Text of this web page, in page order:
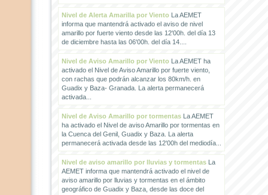
Nivel de Alerta Amarilla por VientoLa AEMET
informa que mantendrá activado el aviso de nivel
amarillo por fuerte viento desde las 12'00h. del día 13
de diciembre hasta las 06'00h. del día 14....
Nivel de Aviso Amarillo por VientoLa AEMET ha
activado el Nivel de Aviso Amarillo por fuerte viento,
con rachas que podrán alcanzar los 80km/h. en
Guadix y Baza- Granada. La alerta permanecerá
activada...
Nivel de Aviso Amarillo por tormentasLa AEMET
ha activado el Nivel de aviso Amarillo por tormentas en
la Cuenca del Genil, Guadix y Baza. La alerta
permanecerá activada desde las 12'00h del mediodía...
Nivel de aviso amarillo por lluvias y tormentasLa
AEMET informa que mantendrá activado el nivel de
aviso amarillo por lluvias y tormentas en el ámbito
geográfico de Guadix y Baza, desde las doce del